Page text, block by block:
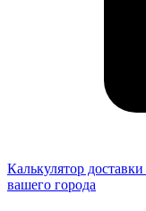
Калькулятор доставки
вашего города